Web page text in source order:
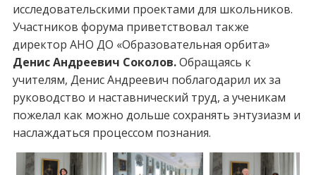
исследовательскими проектами для школьников.
Участников форума приветствовал также
директор АНО ДО «Образовательная орбита»
Денис Андреевич Соколов.Обращаясь к
учителям, Денис Андреевич поблагодарил их за
руководство и наставнический труд, а ученикам
пожелал как можно дольше сохранять энтузиазм и
наслаждаться процессом познания.